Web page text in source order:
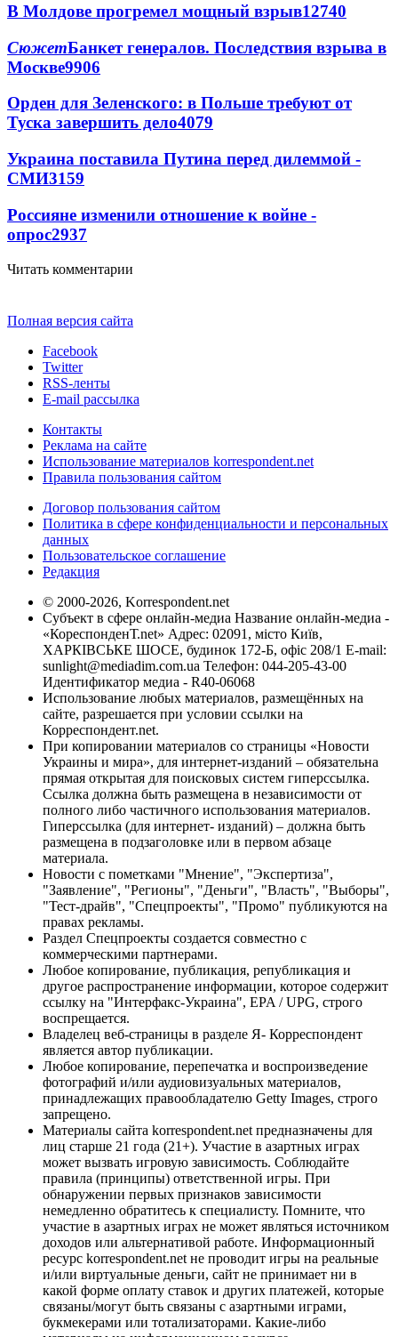
В Молдове прогремел мощный взрыв12740
СюжетБанкет генералов. Последствия взрыва в
Москве9906
Орден для Зеленского: в Польше требуют от
Туска завершить дело4079
Украина поставила Путина перед дилеммой -
СМИ3159
Россияне изменили отношение к войне -
опрос2937
Читать комментарии
Полная версия сайта
Facebook
Twitter
RSS-ленты
E-mail рассылка
Контакты
Реклама на сайте
Использование материалов korrespondent.net
Правила пользования сайтом
Договор пользования сайтом
Политика в сфере конфиденциальности и персональных
данных
Пользовательское соглашение
Редакция
© 2000-2026, Korrespondent.net
Субъект в сфере онлайн-медиа Название онлайн-медиа -
«КореспонденТ.net» Адрес: 02091, місто Київ,
ХАРКІВСЬКЕ ШОСЕ, будинок 172-Б, офіс 208/1 E-mail:
sunlight@mediadim.com.ua Телефон: 044-205-43-00
Идентификатор медиа - R40-06068
Использование любых материалов, размещённых на
сайте, разрешается при условии ссылки на
Корреспондент.net.
При копировании материалов со страницы «Новости
Украины и мира», для интернет-изданий – обязательна
прямая открытая для поисковых систем гиперссылка.
Ссылка должна быть размещена в независимости от
полного либо частичного использования материалов.
Гиперссылка (для интернет- изданий) – должна быть
размещена в подзаголовке или в первом абзаце
материала.
Новости с пометками "Мнение", "Экспертиза",
"Заявление", "Регионы", "Деньги", "Власть", "Выборы",
"Тест-драйв", "Спецпроекты", "Промо" публикуются на
правах рекламы.
Раздел Спецпроекты создается совместно с
коммерческими партнерами.
Любое копирование, публикация, републикация и
другое распространение информации, которое содержит
ссылку на "Интерфакс-Украина", EPA / UPG, строго
воспрещается.
Владелец веб-страницы в разделе Я- Корреспондент
является автор публикации.
Любое копирование, перепечатка и воспроизведение
фотографий и/или аудиовизуальных материалов,
принадлежащих правообладателю Getty Images, строго
запрещено.
Материалы сайта korrespondent.net предназначены для
лиц старше 21 года (21+). Участие в азартных играх
может вызвать игровую зависимость. Соблюдайте
правила (принципы) ответственной игры. При
обнаружении первых признаков зависимости
немедленно обратитесь к специалисту. Помните, что
участие в азартных играх не может являться источником
доходов или альтернативой работе. Информационный
ресурс korrespondent.net не проводит игры на реальные
и/или виртуальные деньги, сайт не принимает ни в
какой форме оплату ставок и других платежей, которые
связаны/могут быть связаны с азартными играми,
букмекерами или тотализаторами. Какие-либо